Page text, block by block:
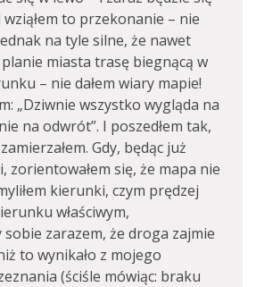
wziąłem to przekonanie – nie
na tyle silne, że nawet
miasta trasę biegnącą w
– nie dałem wiary mapie!
„Dziwnie wszystko wygląda na
na odwrót”. I poszedłem tak,
Gdy, będąc już
zorientowałem się, że mapa nie
kierunki, czym prędzej
właściwym,
zarazem, że droga zajmie
to wynikało z mojego
(ściśle mówiąc: braku